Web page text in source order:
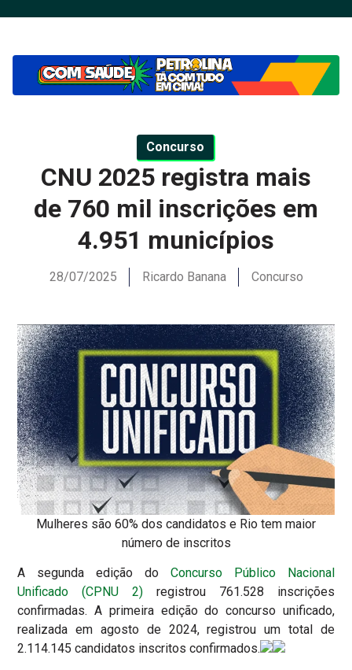
Concurso
CNU 2025 registra mais
de 760 mil inscrições em
4.951 municípios
28/07/2025 Ricardo Banana Concurso
Mulheres são 60% dos candidatos e Rio tem maior
número de inscritos
A segunda edição do Concurso Público Nacional
Unificado (CPNU 2) registrou 761.528 inscrições
confirmadas. A primeira edição do concurso unificado,
realizada em agosto de 2024, registrou um total de
2.114.145 candidatos inscritos confirmados.